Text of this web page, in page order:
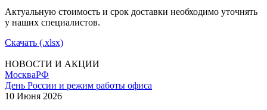
Актуальную стоимость и срок доставки необходимо уточнять
у наших специалистов.
Скачать (.xlsx)
НОВОСТИ И АКЦИИ
МоскваРФ
День России и режим работы офиса
10 Июня 2026